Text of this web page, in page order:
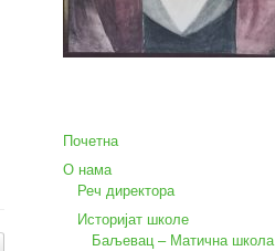
Почетна
О нама
Реч директора
Историјат школе
Баљевац – Матична школа